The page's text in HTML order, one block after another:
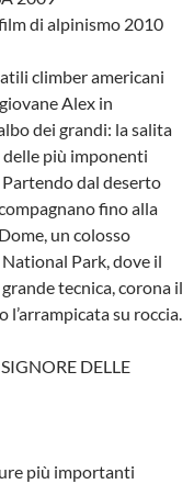
di alpinismo 2010
climber americani
Alex in
dei grandi: la salita
delle più imponenti
dal deserto
fino alla
un colosso
Park, dove il
tecnica, corona il
l’arrampicata su roccia.
DELLE
più importanti